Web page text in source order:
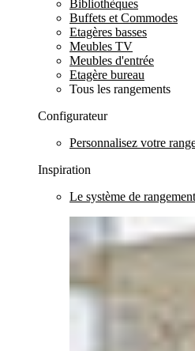
Bibliothèques
Buffets et Commodes
Etagères basses
Meubles TV
Meubles d'entrée
Etagère bureau
Tous les rangements
Configurateur
Personnalisez votre
Inspiration
Le système de